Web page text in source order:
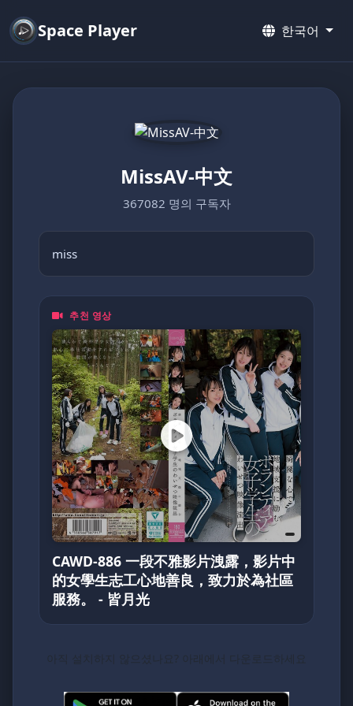
Space Player 한국어
MissAV-中文
367082 명의 구독자
miss
추천 영상
CAWD-886 一段不雅影片洩露，影片中
的女學生志工心地善良，致力於為社區
服務。 - 皆月光
아직 설치하지 않으셨나요? 아래에서 다운로드하세요